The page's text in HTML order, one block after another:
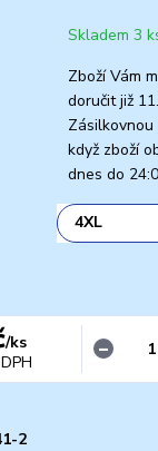
Skladem 3
Zboží Vám
doručit již
Zásilkovnou
když zboží
dnes do
/ks
2